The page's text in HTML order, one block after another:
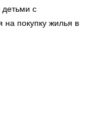
с
на покупку жилья в